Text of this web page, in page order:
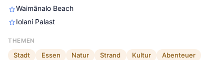
Waimānalo Beach
Iolani Palast
THEMEN
Stadt Essen Natur Strand Kultur Abenteuer